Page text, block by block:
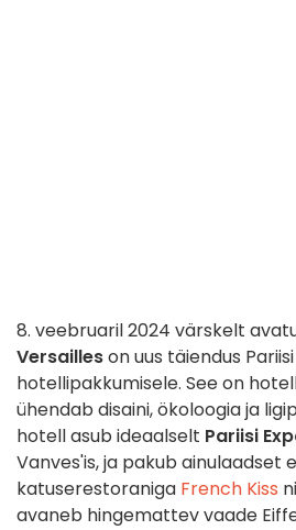
8. veebruaril 2024 värskelt
Versailleson uus täiendus
hotellipakkumisele. See on
ühendab disaini, ökoloogia ja
hotell asub ideaalselt Pariisi
Vanves'is, ja pakub ainulaadset
katuserestoraniga French Kiss
avaneb hingemattev vaade